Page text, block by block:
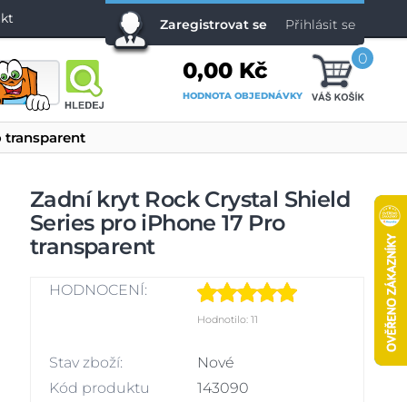
Zaregistrovat se Přihlásit se
0,00 Kč
HODNOTA OBJEDNÁVKY
0
transparent
Zadní kryt Rock Crystal Shield
Series pro iPhone 17 Pro
transparent
HODNOCENÍ:
Hodnotilo: 11
Stav zboží:
Nové
Kód produktu
143090